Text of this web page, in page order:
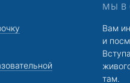
МЫ В
Вам
и
там.